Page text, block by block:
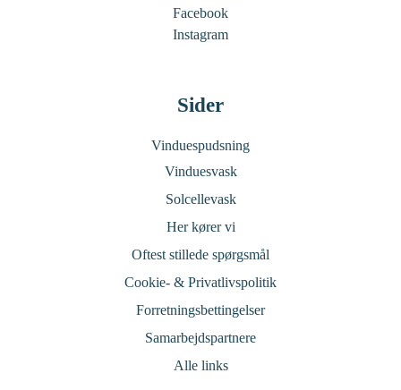
Facebook
Instagram
Sider
Vinduespudsning
Vinduesvask
Solcellevask
Her kører vi
Oftest stillede spørgsmål
Cookie- & Privatlivspolitik
Forretningsbettingelser
Samarbejdspartnere
Alle links